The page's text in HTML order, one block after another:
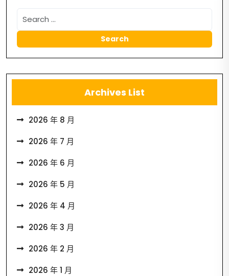
Archives List
2026 年 8 月
2026 年 7 月
2026 年 6 月
2026 年 5 月
2026 年 4 月
2026 年 3 月
2026 年 2 月
2026 年 1 月